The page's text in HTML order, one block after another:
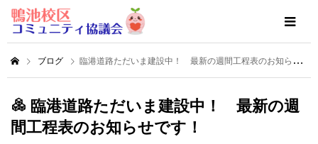
ブログ 臨港道路ただいま建設中！ 最新の週間工程表のお知らせです！
臨港道路ただいま建設中！ 最新の週
間工程表のお知らせです！